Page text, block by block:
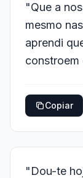
"Que a
mesmo
aprendi
constroem
Copiar
"Dou-te